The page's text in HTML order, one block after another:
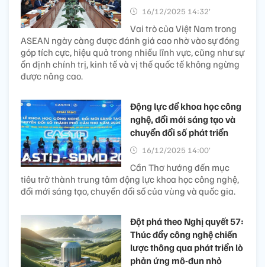
16/12/2025 14:32’
Vai trò của Việt Nam trong
ASEAN ngày càng được đánh giá cao nhờ vào sự đóng
góp tích cực, hiệu quả trong nhiều lĩnh vực, cũng như sự
ổn định chính trị, kinh tế và vị thế quốc tế không ngừng
được nâng cao.
Động lực để khoa học công
nghệ, đổi mới sáng tạo và
chuyển đổi số phát triển
16/12/2025 14:00’
Cần Thơ hướng đến mục
tiêu trở thành trung tâm động lực khoa học công nghệ,
đổi mới sáng tạo, chuyển đổi số của vùng và quốc gia.
Đột phá theo Nghị quyết 57:
Thúc đẩy công nghệ chiến
lược thông qua phát triển lò
phản ứng mô-đun nhỏ